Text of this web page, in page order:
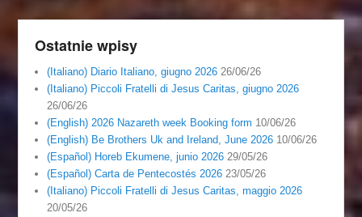
Ostatnie wpisy
(Italiano) Diario Italiano, giugno 2026 26/06/26
(Italiano) Piccoli Fratelli di Jesus Caritas, giugno 2026
26/06/26
(English) 2026 Nazareth week Booking form 10/06/26
(English) Be Brothers Uk and Ireland, June 2026 10/06/26
(Español) Horeb Ekumene, junio 2026 29/05/26
(Español) Carta de Pentecostés 2026 23/05/26
(Italiano) Piccoli Fratelli di Jesus Caritas, maggio 2026
20/05/26